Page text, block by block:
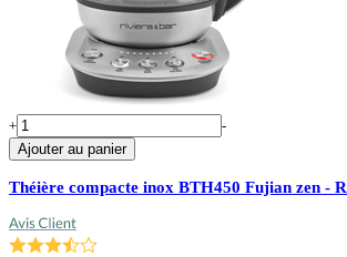
+
-
Ajouter au panier
Théière compacte inox BTH450 Fujian zen -